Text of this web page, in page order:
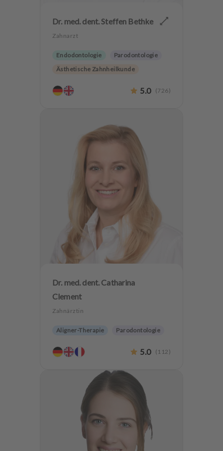
Dr. med. dent. Steffen Bethke
Zahnarzt
Endodontologie
Parodontologie
Ästhetische Zahnheilkunde
Biologische Zahnmedizin
5.0 (726)
Dr. med. dent. Catharina
Clement
Zahnärztin
Aligner-Therapie
Parodontologie
Hochwertiger Zahnersatz
Angstpatienten
5.0 ( 112 )